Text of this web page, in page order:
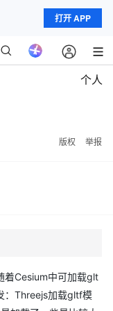
打开 APP
个人
版权 举报
着Cesium中可加载glt
：Threejs加载gltf模